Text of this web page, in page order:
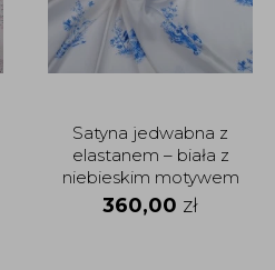
Satyna jedwabna z
elastanem – biała z
niebieskim motywem
botanicznym
360,00 zł